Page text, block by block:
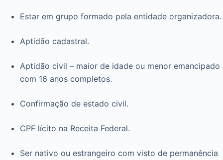
Estar em grupo formado pela entidade organizadora.
Aptidão cadastral.
Aptidão civil – maior de idade ou menor emancipado
com 16 anos completos.
Confirmação de estado civil.
CPF lícito na Receita Federal.
Ser nativo ou estrangeiro com visto de permanência